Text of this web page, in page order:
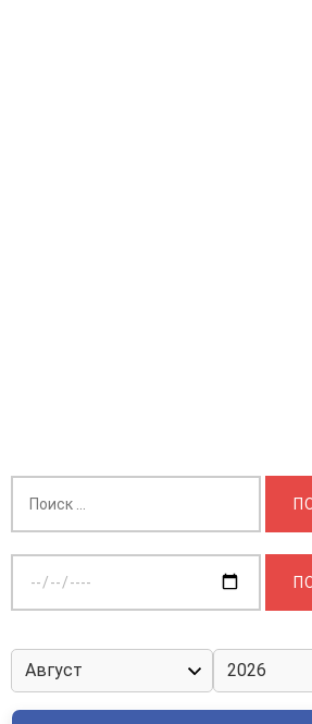
дату: